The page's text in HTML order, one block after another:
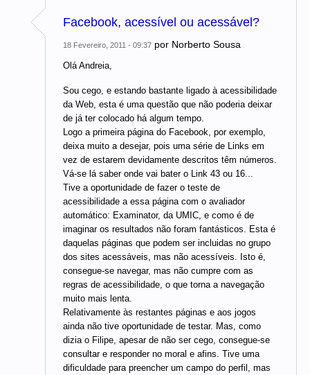
Facebook, acessível ou acessável?
18 Fevereiro, 2011 - 09:37 por Norberto Sousa
Olá Andreia,
Sou cego, e estando bastante ligado à acessibilidade
da Web, esta é uma questão que não poderia deixar
de já ter colocado há algum tempo.
Logo a primeira página do Facebook, por exemplo,
deixa muito a desejar, pois uma série de Links em
vez de estarem devidamente descritos têm números.
Vá-se lá saber onde vai bater o Link 43 ou 16...
Tive a oportunidade de fazer o teste de
acessibilidade a essa página com o avaliador
automático: Examinator, da UMIC, e como é de
imaginar os resultados não foram fantásticos. Esta é
daquelas páginas que podem ser incluidas no grupo
dos sites acessáveis, mas não acessíveis. Isto é,
consegue-se navegar, mas não cumpre com as
regras de acessibilidade, o que torna a navegação
muito mais lenta.
Relativamente às restantes páginas e aos jogos
ainda não tive oportunidade de testar. Mas, como
dizia o Filipe, apesar de não ser cego, consegue-se
consultar e responder no moral e afins. Tive uma
dificuldade para preencher um campo do perfil, mas